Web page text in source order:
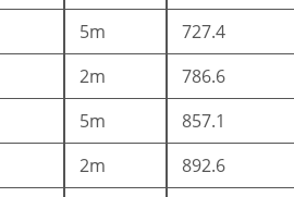
5m 727.4
2m 786.6
5m 857.1
2m 892.6